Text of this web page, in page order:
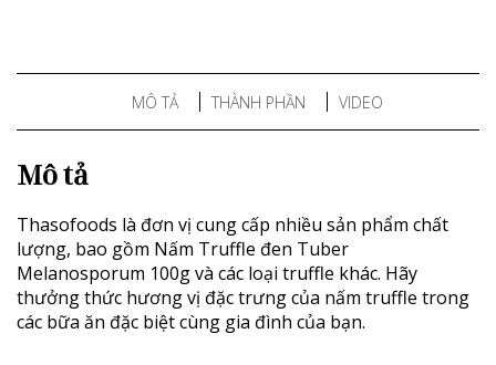
MÔ TẢ THÀNH PHẦN VIDEO
Mô tả
Thasofoods là đơn vị cung cấp nhiều sản phẩm chất
lượng, bao gồm Nấm Truffle đen Tuber
Melanosporum 100g và các loại truffle khác. Hãy
thưởng thức hương vị đặc trưng của nấm truffle trong
các bữa ăn đặc biệt cùng gia đình của bạn.